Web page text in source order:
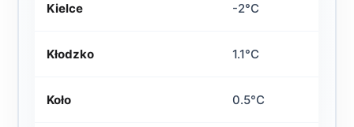
Kielce -2°C
Kłodzko 1.1°C
Koło 0.5°C